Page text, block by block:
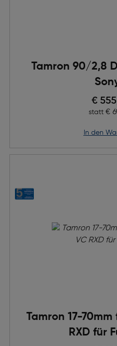
Tamron 90/2,8
Preis
€
statt €
in den
Tamron 17-
RXD für